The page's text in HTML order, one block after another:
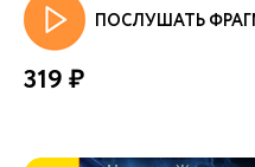
ПОСЛУШАТЬ
319 ₽